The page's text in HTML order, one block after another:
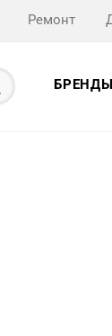
Ремонт
БРЕНДЫ